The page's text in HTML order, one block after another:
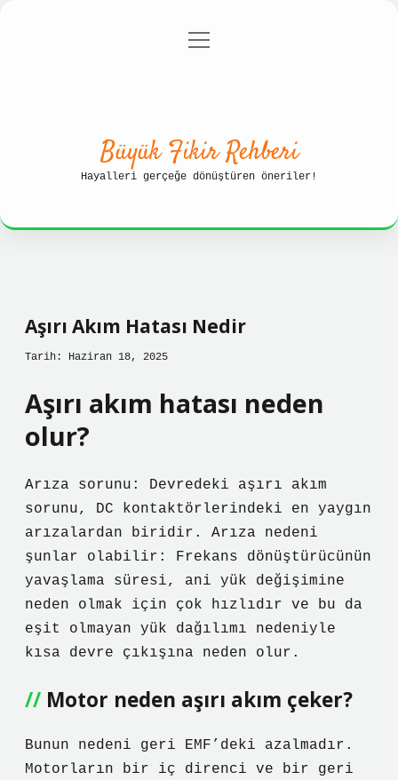
Gizlilik Politikası
menüyü
Büyük Fikir Rehberi
Hayalleri gerçeğe dönüştüren öneriler!
Aşırı Akım Hatası Nedir
Tarih: Haziran 18, 2025
Aşırı akım hatası neden
olur?
Arıza sorunu: Devredeki aşırı akım
sorunu, DC kontaktörlerindeki en yaygın
arızalardan biridir. Arıza nedeni
şunlar olabilir: Frekans dönüştürücünün
yavaşlama süresi, ani yük değişimine
neden olmak için çok hızlıdır ve bu da
eşit olmayan yük dağılımı nedeniyle
kısa devre çıkışına neden olur.
Motor neden aşırı akım çeker?
Bunun nedeni geri EMF’deki azalmadır.
Motorların bir iç direnci ve bir geri